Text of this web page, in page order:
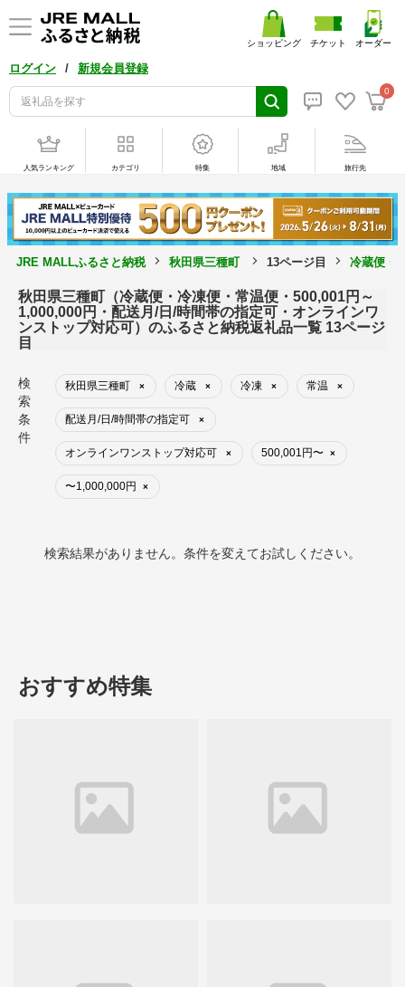
ログイン / 新規会員登録
0
ショッピング チケット オーダー
人気ランキング カテゴリ 特集 地域 旅行先
JRE MALLふるさと納税 秋田県三種町 13ページ目 冷蔵便・
秋田県三種町（冷蔵便・冷凍便・常温便・500,001円～
1,000,000円・配送月/日/時間帯の指定可・オンラインワ
ンストップ対応可）のふるさと納税返礼品一覧 13ページ
目
検
索
条
件
秋田県三種町 × 冷蔵 × 冷凍 × 常温 ×
配送月/日/時間帯の指定可 ×
オンラインワンストップ対応可 × 500,001円〜 ×
〜1,000,000円 ×
検索結果がありません。条件を変えてお試しください。
おすすめ特集